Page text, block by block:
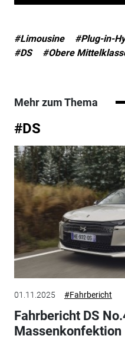
#Limousine #Plug-in-
#DS
#Obere
Mehr zum Thema
#DS
01.11.2025 #Fahrbericht
Fahrbericht DS
Massenkonfektion